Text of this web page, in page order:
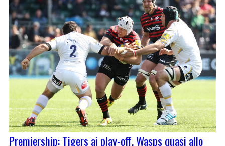
Premiership: Tigers ai play-off, Wasps quasi allo